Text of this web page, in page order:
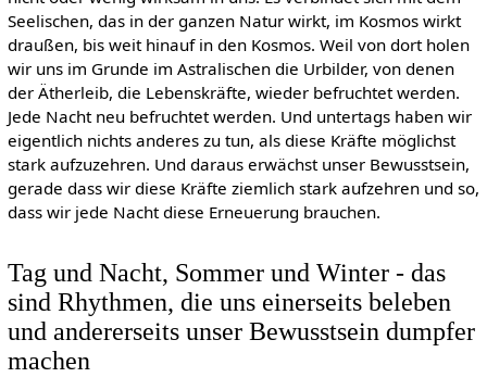
Seelischen, das in der ganzen Natur wirkt, im Kosmos wirkt
draußen, bis weit hinauf in den Kosmos. Weil von dort holen
wir uns im Grunde im Astralischen die Urbilder, von denen
der Ätherleib, die Lebenskräfte, wieder befruchtet werden.
Jede Nacht neu befruchtet werden. Und untertags haben wir
eigentlich nichts anderes zu tun, als diese Kräfte möglichst
stark aufzuzehren. Und daraus erwächst unser Bewusstsein,
gerade dass wir diese Kräfte ziemlich stark aufzehren und so,
dass wir jede Nacht diese Erneuerung brauchen.
Tag und Nacht, Sommer und Winter - das
sind Rhythmen, die uns einerseits beleben
und andererseits unser Bewusstsein dumpfer
machen